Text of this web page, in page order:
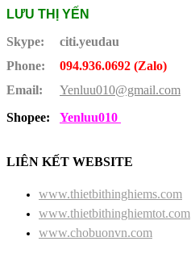
LƯU THỊ YẾN
Skype:
citi.yeudau
Phone:
094.936.0692 (Zalo)
Email:
Yenluu010@gmail.com
Shopee:
Yenluu010
LIÊN KẾT WEBSITE
www.thietbithinghiems.com
www.thietbithinghiemtot.com
www.chobuonvn.com